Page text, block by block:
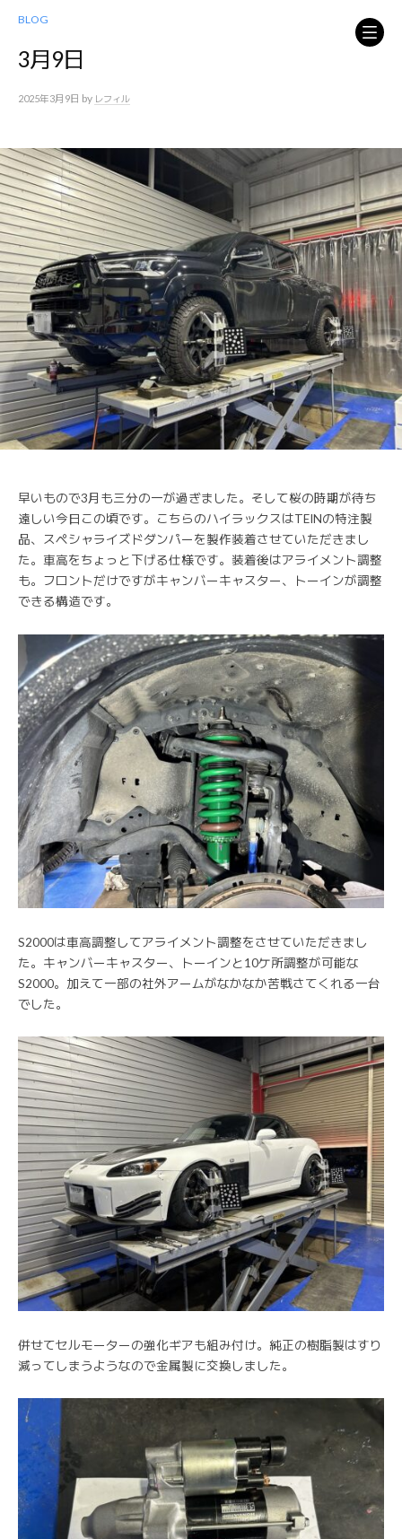
キ
ッ
プ
BLOG
3月9日
2025年3月9日 by レフィル
早いもので3月も三分の一が過ぎました。そして桜の時期が待ち
遠しい今日この頃です。こちらのハイラックスはTEINの特注製
品、スペシャライズドダンパーを製作装着させていただきまし
た。車高をちょっと下げる仕様です。装着後はアライメント調整
も。フロントだけですがキャンバーキャスター、トーインが調整
できる構造です。
S2000は車高調整してアライメント調整をさせていただきまし
た。キャンバーキャスター、トーインと10ケ所調整が可能な
S2000。加えて一部の社外アームがなかなか苦戦さてくれる一台
でした。
併せてセルモーターの強化ギアも組み付け。純正の樹脂製はすり
減ってしまうようなので金属製に交換しました。